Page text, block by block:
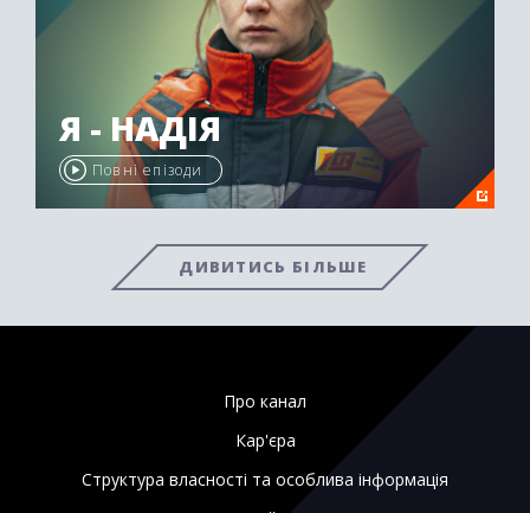
Я - НАДІЯ
Повні епізоди
ДИВИТИСЬ БІЛЬШЕ
Про канал
Кар'єра
Структура власності та особлива інформація